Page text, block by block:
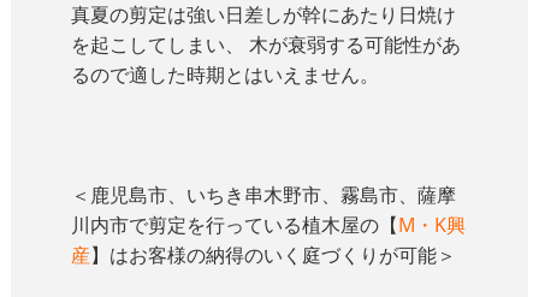
真夏の剪定は強い日差しが幹にあたり日焼け
を起こしてしまい、 木が衰弱する可能性があ
るので適した時期とはいえません。
＜鹿児島市、いちき串木野市、霧島市、薩摩
川内市で剪定を行っている植木屋の【M・K興
産】はお客様の納得のいく庭づくりが可能＞